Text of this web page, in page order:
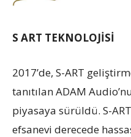
S ART TEKNOLOJİSİ
2017’de, S-ART
tanıtılan ADAM
piyasaya sürüldü. S-
efsanevi derecede